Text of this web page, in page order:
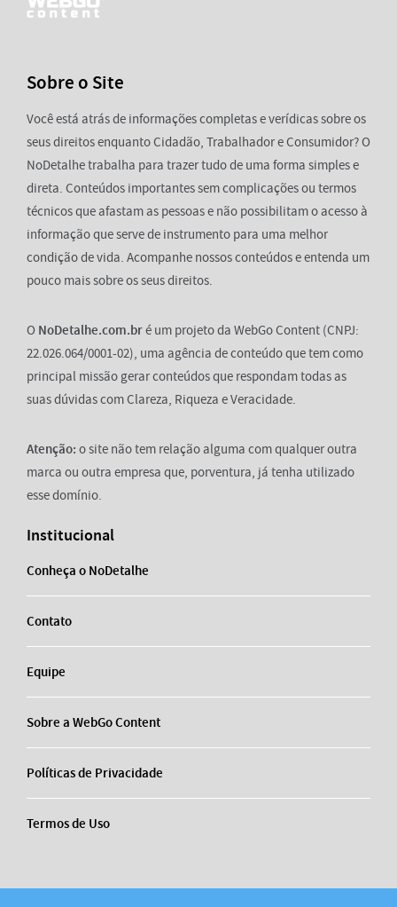
Sobre o Site
Você está atrás de informações completas e verídicas sobre os
seus direitos enquanto Cidadão, Trabalhador e Consumidor? O
NoDetalhe trabalha para trazer tudo de uma forma simples e
direta. Conteúdos importantes sem complicações ou termos
técnicos que afastam as pessoas e não possibilitam o acesso à
informação que serve de instrumento para uma melhor
condição de vida. Acompanhe nossos conteúdos e entenda um
pouco mais sobre os seus direitos.
O NoDetalhe.com.bré um projeto da WebGo Content (CNPJ:
22.026.064/0001-02), uma agência de conteúdo que tem como
principal missão gerar conteúdos que respondam todas as
suas dúvidas com Clareza, Riqueza e Veracidade.
Atenção: o site não tem relação alguma com qualquer outra
marca ou outra empresa que, porventura, já tenha utilizado
esse domínio.
Institucional
Conheça o NoDetalhe
Contato
Equipe
Sobre a WebGo Content
Políticas de Privacidade
Termos de Uso